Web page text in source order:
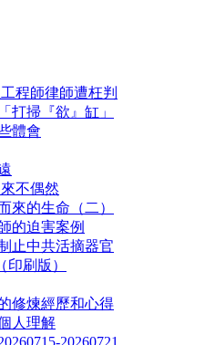
程師律師遭枉判
打掃『欲』缸」
體會
不偶然
來的生命（二）
的迫害案例
止中共活摘器官
印刷版）
修煉經歷和心得
人理解